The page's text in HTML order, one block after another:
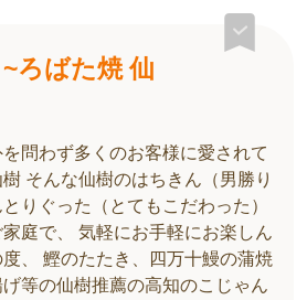
ろばた焼 仙
問わず多くのお客様に愛されて
そんな仙樹のはちきん（男勝り
りぐった（とてもこだわった）
庭で、 気軽にお手軽にお楽しん
、 鰹のたたき、四万十鰻の蒲焼
等の仙樹推薦の高知のこじゃん